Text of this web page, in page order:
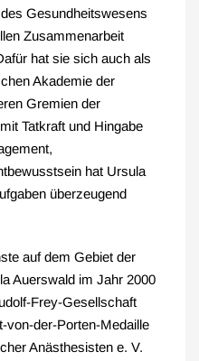
Gesundheitswesens
Zusammenarbeit
hat sie sich auch als
Akademie der
Gremien der
Tatkraft und Hingabe
hat Ursula
überzeugend
auf dem Gebiet der
Auerswald im Jahr 2000
Frey-Gesellschaft
von-der-Porten-Medaille
Anästhesisten e. V.